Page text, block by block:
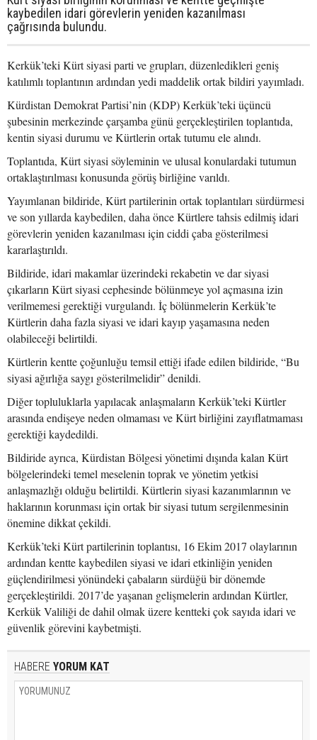
kaybedilen idari görevlerin yeniden kazanılması
çağrısında bulundu.
Kerkük’teki Kürt siyasi parti ve grupları, düzenledikleri geniş
katılımlı toplantının ardından yedi maddelik ortak bildiri yayımladı.
Kürdistan Demokrat Partisi’nin (KDP) Kerkük’teki üçüncü
şubesinin merkezinde çarşamba günü gerçekleştirilen toplantıda,
kentin siyasi durumu ve Kürtlerin ortak tutumu ele alındı.
Toplantıda, Kürt siyasi söyleminin ve ulusal konulardaki tutumun
ortaklaştırılması konusunda görüş birliğine varıldı.
Yayımlanan bildiride, Kürt partilerinin ortak toplantıları sürdürmesi
ve son yıllarda kaybedilen, daha önce Kürtlere tahsis edilmiş idari
görevlerin yeniden kazanılması için ciddi çaba gösterilmesi
kararlaştırıldı.
Bildiride, idari makamlar üzerindeki rekabetin ve dar siyasi
çıkarların Kürt siyasi cephesinde bölünmeye yol açmasına izin
verilmemesi gerektiği vurgulandı. İç bölünmelerin Kerkük’te
Kürtlerin daha fazla siyasi ve idari kayıp yaşamasına neden
olabileceği belirtildi.
Kürtlerin kentte çoğunluğu temsil ettiği ifade edilen bildiride, “Bu
siyasi ağırlığa saygı gösterilmelidir” denildi.
Diğer topluluklarla yapılacak anlaşmaların Kerkük’teki Kürtler
arasında endişeye neden olmaması ve Kürt birliğini zayıflatmaması
gerektiği kaydedildi.
Bildiride ayrıca, Kürdistan Bölgesi yönetimi dışında kalan Kürt
bölgelerindeki temel meselenin toprak ve yönetim yetkisi
anlaşmazlığı olduğu belirtildi. Kürtlerin siyasi kazanımlarının ve
haklarının korunması için ortak bir siyasi tutum sergilenmesinin
önemine dikkat çekildi.
Kerkük’teki Kürt partilerinin toplantısı, 16 Ekim 2017 olaylarının
ardından kentte kaybedilen siyasi ve idari etkinliğin yeniden
güçlendirilmesi yönündeki çabaların sürdüğü bir dönemde
gerçekleştirildi. 2017’de yaşanan gelişmelerin ardından Kürtler,
Kerkük Valiliği de dahil olmak üzere kentteki çok sayıda idari ve
güvenlik görevini kaybetmişti.
HABERE YORUM KAT